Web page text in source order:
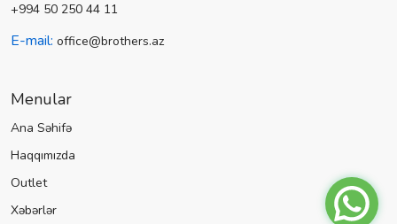
+994 50 250 44 11
E-mail: office@brothers.az
Menular
Ana Səhifə
Haqqımızda
Outlet
Xəbərlər